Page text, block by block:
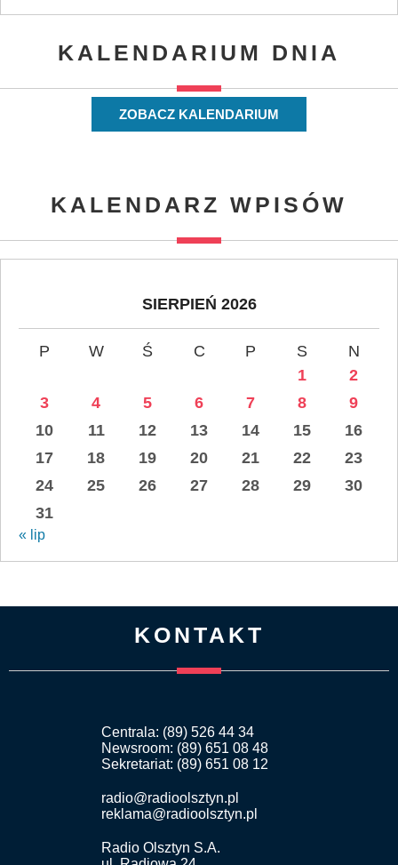
KALENDARIUM DNIA
ZOBACZ KALENDARIUM
KALENDARZ WPISÓW
SIERPIEŃ 2026
P W Ś C P S
N
1
2
3
4 5 6 7 8
9
10
11 12 13 14 15
16
17
18 19 20 21 22
23
24
25 26 27 28 29
30
31
« lip
KONTAKT
Centrala: (89) 526 44 34
Newsroom: (89) 651 08 48
Sekretariat: (89) 651 08 12
radio@radioolsztyn.pl
reklama@radioolsztyn.pl
Radio Olsztyn S.A.